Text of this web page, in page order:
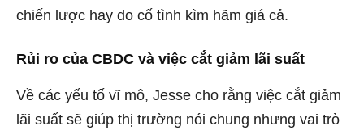
chiến lược hay do cố tình kìm hãm giá cả.
Rủi ro của CBDC và việc cắt giảm lãi suất
Về các yếu tố vĩ mô, Jesse cho rằng việc cắt giảm
lãi suất sẽ giúp thị trường nói chung nhưng vai trò